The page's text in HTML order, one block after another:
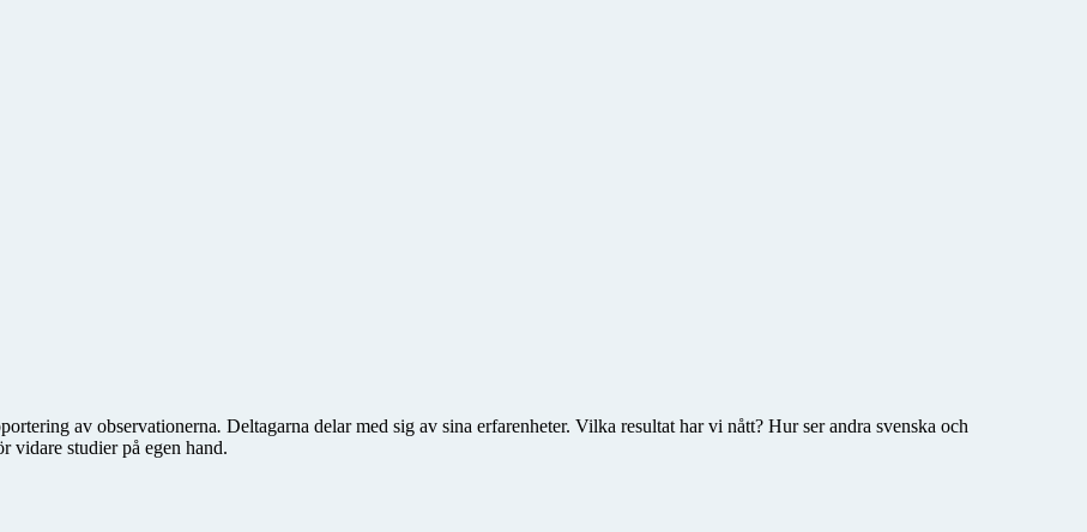
av observationerna. Deltagarna delar med sig av sina erfarenheter. Vilka resultat har vi nått? Hur ser andra svenska och
vidare studier på egen hand.